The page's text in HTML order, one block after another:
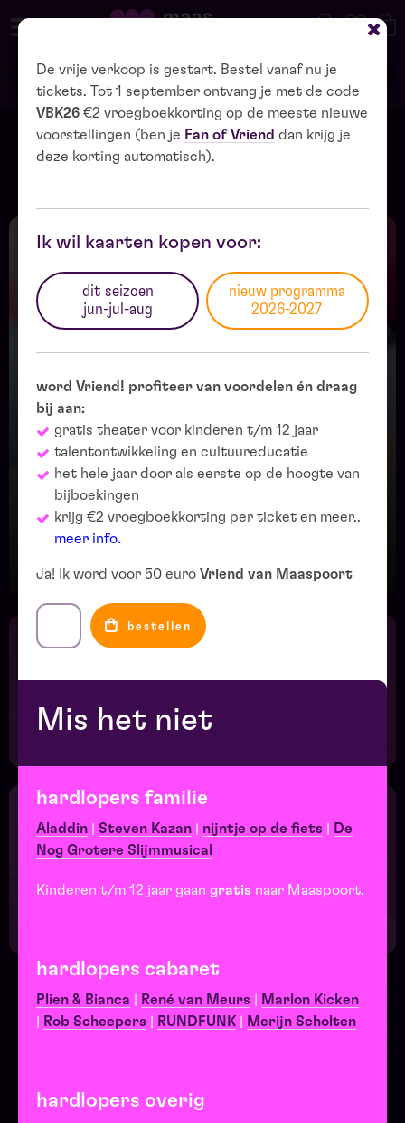
alle kinderen gratis naar theater
Maaspoort
korting met code VBK26
Nieuw programma bekend!
tip!
Maak je bezoek
compleet!
De vrije verkoop is gestart. Bestel vanaf nu je
tickets. Tot 1 september ontvang je met de code
VBK26 €2 vroegboekkorting op de meeste nieuwe
voorstellingen (ben je Fan of Vriend dan krijg je
deze korting automatisch).
Ik wil kaarten kopen voor:
dit seizoen
jun-jul-aug
nieuw programma
2026-2027
word Vriend! profiteer van voordelen én draag
bij aan:
gratis theater voor kinderen t/m 12 jaar
talentontwikkeling en cultuureducatie
het hele jaar door als eerste op de hoogte van
bijboekingen
krijg €2 vroegboekkorting per ticket en meer..
meer info.
Ja! Ik word voor 50 euro Vriend van Maaspoort
bestellen
Mis het niet
hardlopers familie
Aladdin Steven Kazan nijntje op de fiets
De
Nog Grotere Slijmmusical
Kinderen t/m 12 jaar gaan gratis naar Maaspoort.
hardlopers cabaret
Plien & Bianca René van Meurs
Marlon Kicken
Rob Scheepers RUNDFUNK Merijn Scholten
hardlopers overig